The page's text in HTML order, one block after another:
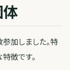
加しました。特
徴です。